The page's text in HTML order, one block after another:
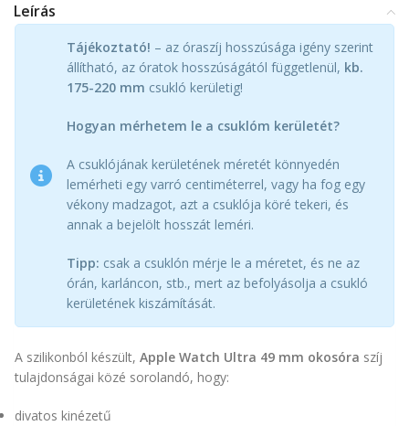
Leírás
Tájékoztató! – az óraszíj hosszúsága igény szerint
állítható, az óratok hosszúságától függetlenül, kb.
175-220 mm csukló kerületig!
Hogyan mérhetem le a csuklóm kerületét?
A csuklójának kerületének méretét könnyedén
lemérheti egy varró centiméterrel, vagy ha fog egy
vékony madzagot, azt a csuklója köré tekeri, és
annak a bejelölt hosszát leméri.
Tipp: csak a csuklón mérje le a méretet, és ne az
órán, karláncon, stb., mert az befolyásolja a csukló
kerületének kiszámítását.
A szilikonból készült, Apple Watch Ultra 49 mm okosóra szíj
tulajdonságai közé sorolandó, hogy:
divatos kinézetű